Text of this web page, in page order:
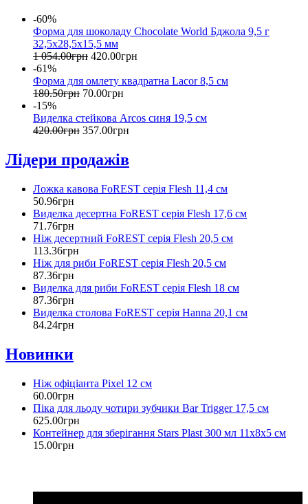
-60%
Форма для шоколаду Chocolate World Бджола 9,5 г
32,5х28,5х15,5 мм
1 054.00грн 420.00грн
-61%
Форма для омлету квадратна Lacor 8,5 см
180.50грн 70.00грн
-15%
Виделка стейкова Arcos синя 19,5 см
420.00грн 357.00грн
Лідери продажів
Ложка кавова FoREST серія Flesh 11,4 см
50.96грн
Виделка десертна FoREST серія Flesh 17,6 см
71 .76грн
Ніж десертний FoREST серія Flesh 20,5 см
113.36грн
Ніж для риби FoREST серія Flesh 20,5 см
87.36грн
Виделка для риби FoREST серія Flesh 18 см
87.36грн
Виделка столова FoREST серія Hanna 20,1 см
84.24грн
Новинки
Ніж офіціанта Pixel 12 см
60.00грн
Піка для льоду чотири зубчики Bar Trigger 17,5 см
625.00грн
Контейнер для зберігання Stars Plast 300 мл 11х8х5 см
15.00грн